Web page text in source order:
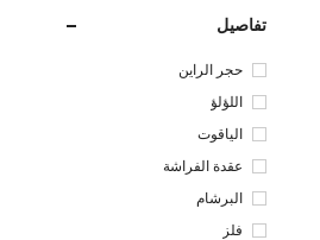
تفاصيل
حجر الراين
اللؤلؤ
الياقوت
عقدة الفراشة
البرشام
فلز